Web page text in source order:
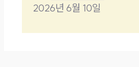
2026년 6월 10일